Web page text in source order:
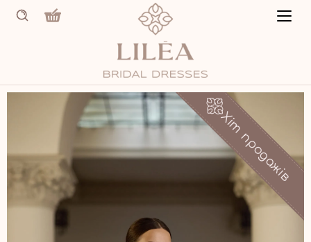
Хіт продажів